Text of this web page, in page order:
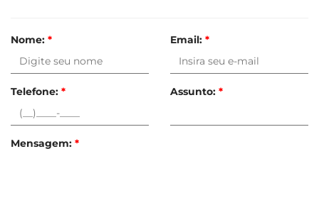
Nome: * Email: *
Telefone: * Assunto: *
Mensagem: *